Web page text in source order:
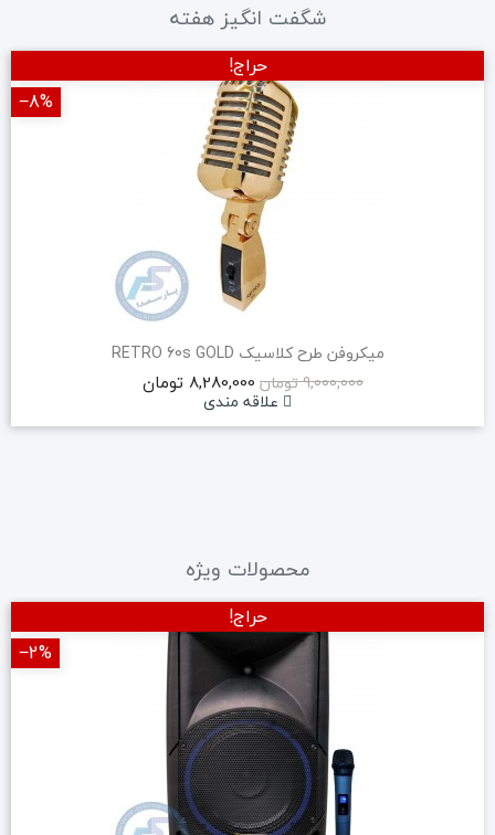
شگفت انگیز هفته
میکروفن طرح کلاسیک RETRO 60s GOLD
9,000,000 تومان
8,280,000 تومان
علاقه مندی
حراج!
‎−8%
محصولات ویژه
حراج!
‎−2%